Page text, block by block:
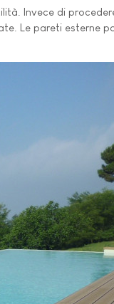
Invece di
Le pareti esterne